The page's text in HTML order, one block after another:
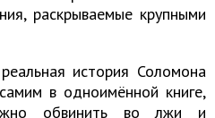
раскрываемые крупными
история Соломона
в одноимённой книге,
обвинить во лжи и